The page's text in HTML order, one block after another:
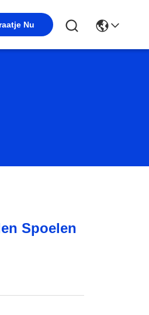
Nu
Spoelen